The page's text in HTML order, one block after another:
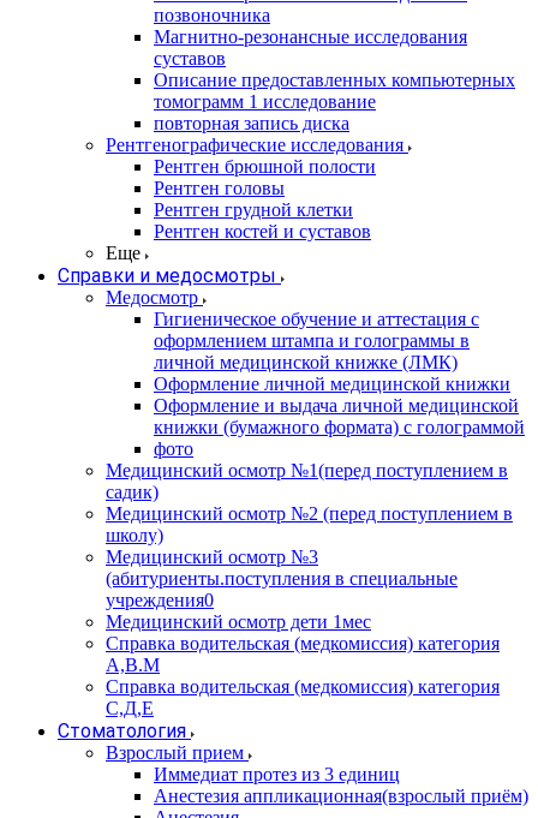
позвоночника
Магнитно-резонансные исследования
суставов
Описание предоставленных компьютерных
томограмм 1 исследование
повторная запись диска
Рентгенографические исследования
Рентген брюшной полости
Рентген головы
Рентген грудной клетки
Рентген костей и суставов
Еще
Справки и медосмотры
Медосмотр
Гигиеническое обучение и аттестация с
оформлением штампа и голограммы в
личной медицинской книжке (ЛМК)
Оформление личной медицинской книжки
Оформление и выдача личной медицинской
книжки (бумажного формата) с голограммой
фото
Медицинский осмотр №1(перед поступлением в
садик)
Медицинский осмотр №2 (перед поступлением в
школу)
Медицинский осмотр №3
(абитуриенты.поступления в специальные
учреждения0
Медицинский осмотр дети 1мес
Справка водительская (медкомиссия) категория
А,В.М
Справка водительская (медкомиссия) категория
С,Д,Е
Стоматология
Взрослый прием
Иммедиат протез из 3 единиц
Анестезия аппликационная(взрослый приём)